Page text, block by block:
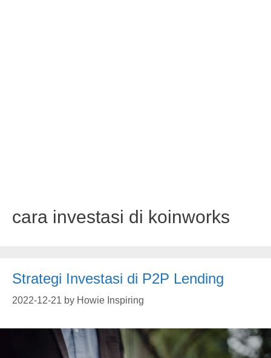
cara investasi di koinworks
Strategi Investasi di P2P Lending
2022-12-21 by Howie Inspiring